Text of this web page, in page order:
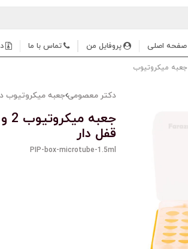
صفحه اصلی پروفایل من تماس با ما
جعبه میکروتیوب
دکتر معصومی جعبه میکروتیوب
قفل دار
PIP-box-microtube-1.5ml